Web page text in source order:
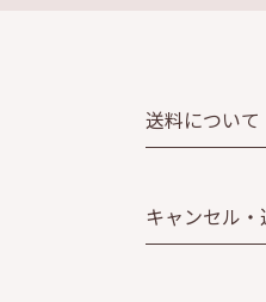
送料について
キャンセル・